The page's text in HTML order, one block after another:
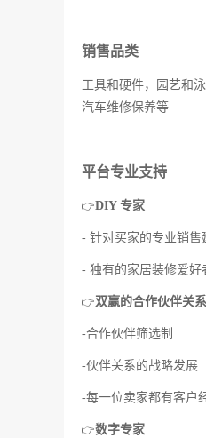
销售品类
工具和硬件，园艺和
汽车维修保养等
平台专业支持
👉DIY 专家
- 针对买家的专业销售
- 独有的家居装修爱好
👉双赢的合作伙伴关系
-合作伙伴筛选制
-伙伴关系的战略发展
-每一位卖家都有客户
👉数字专家